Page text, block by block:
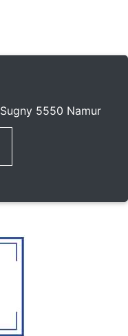
5550 Namur